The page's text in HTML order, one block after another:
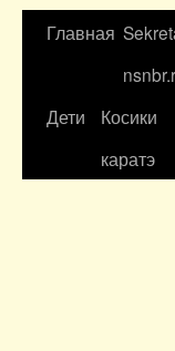
Главная
Дети
Косики
каратэ